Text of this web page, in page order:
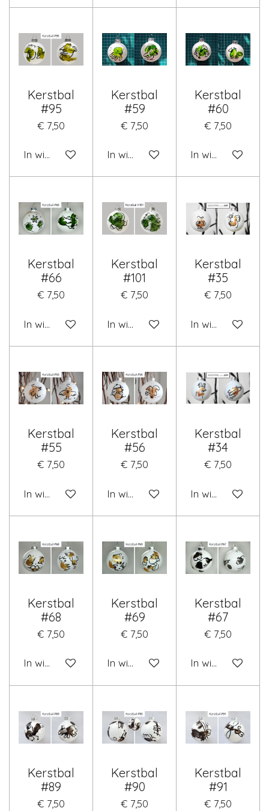
Kerstbal
#95
€ 7,50
In winkelwagen
Kerstbal
#59
€ 7,50
In winkelwagen
Kerstbal
#60
€ 7,50
In winkelwagen
Kerstbal
#66
€ 7,50
In winkelwagen
Kerstbal
#101
€ 7,50
In winkelwagen
Kerstbal
#35
€ 7,50
In winkelwagen
Kerstbal
#55
€ 7,50
In winkelwagen
Kerstbal
#56
€ 7,50
In winkelwagen
Kerstbal
#34
€ 7,50
In winkelwagen
Kerstbal
#68
€ 7,50
In winkelwagen
Kerstbal
#69
€ 7,50
In winkelwagen
Kerstbal
#67
€ 7,50
In winkelwagen
Kerstbal
#89
€ 7,50
Kerstbal
#90
€ 7,50
Kerstbal
#91
€ 7,50